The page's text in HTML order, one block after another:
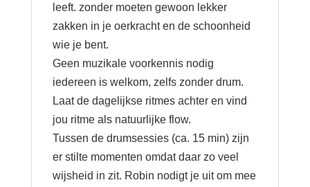
leeft. zonder moeten gewoon lekker
zakken in je oerkracht en de schoonheid
wie je bent.
Geen muzikale voorkennis nodig
iedereen is welkom, zelfs zonder drum.
Laat de dagelijkse ritmes achter en vind
jou ritme als natuurlijke flow.
Tussen de drumsessies (ca. 15 min) zijn
er stilte momenten omdat daar zo veel
wijsheid in zit. Robin nodigt je uit om mee